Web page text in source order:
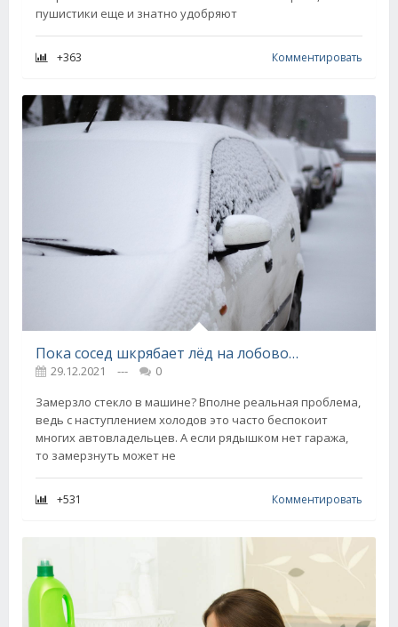
пушистики еще и знатно удобряют
+363 Комментировать
Пока сосед шкрябает лёд на лобовом и страдает, у меня оно чистое и гладкое, не нужно прогревать машину, делюсь своим зимним хитом
29.12.2021 ---
0
Замерзло стекло в машине? Вполне реальная проблема,
ведь с наступлением холодов это часто беспокоит
многих автовладельцев. А если рядышком нет гаража,
то замерзнуть может не
+531 Комментировать